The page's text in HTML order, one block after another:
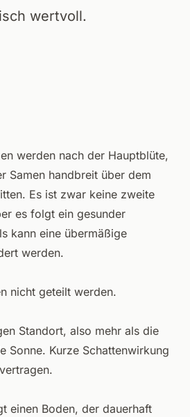
wertvoll.
werden nach der Hauptblüte,
Samen handbreit über dem
Es ist zwar keine zweite
es folgt ein gesunder
kann eine übermäßige
werden.
nicht geteilt werden.
Standort, also mehr als die
Sonne. Kurze Schattenwirkung
einen Boden, der dauerhaft